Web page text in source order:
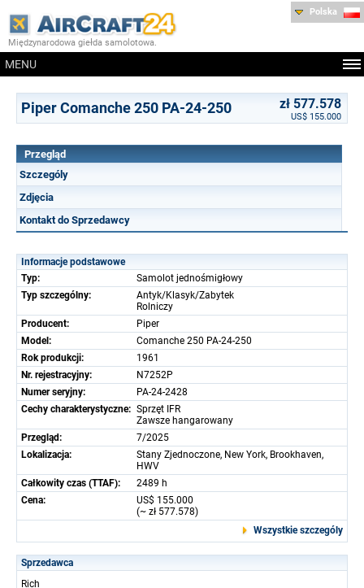
Międzynarodowa giełda samolotowa.
MENU
Polska
Piper Comanche 250 PA-24-250 zł 577.578
US$ 155.000
Przegląd
Szczególy
Zdjęcia
Kontakt do Sprzedawcy
Informacje podstawowe
Typ:
Samolot jednośmigłowy
Typ szczególny:
Antyk/Klasyk/Zabytek
Rolniczy
Producent:
Piper
Model:
Comanche 250 PA-24-250
Rok produkcji:
1961
Nr. rejestracyjny:
N7252P
Numer seryjny:
PA-24-2428
Cechy charakterystyczne: Sprzęt IFR
Zawsze hangarowany
Przegląd:
7/2025
Lokalizacja:
Stany Zjednoczone, New York, Brookhaven,
HWV
Całkowity czas (TTAF):
2489 h
Cena:
US$ 155.000
(~ zł 577.578)
Wszystkie szczególy
Sprzedawca
Rich